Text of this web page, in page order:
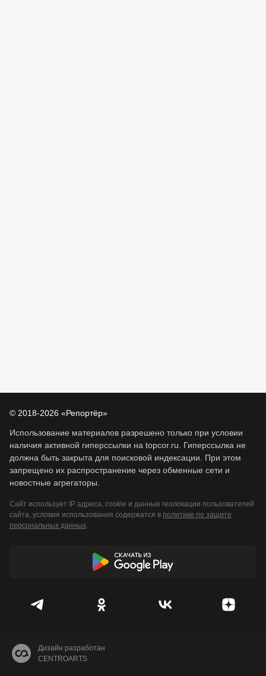
© 2018-2026 «Репортёр»
Использование материалов разрешено только при условии
наличия активной гиперссылки на topcor.ru. Гиперссылка не
должна быть закрыта для поисковой индексации. При этом
запрещено их распространение через обменные сети и
новостные агрегаторы.
Сайт использует IP адреса, cookie и данные геолокации пользователей
сайта, условия использования содержатся в политике по защите
персональных данных.
Дизайн разработан
CENTROARTS